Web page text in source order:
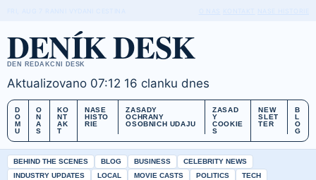
DENÍK DESK
DEN REDAKCNI DESK
Aktualizovano 07:12 16 clanku dnes
D
O
M
U
O
N
A
S
KO
NT
AK
T
NASE
HISTO
RIE
ZASADY
OCHRANY
OSOBNICH UDAJU
ZASAD
Y
COOKIE
S
NEW
SLET
TER
B
L
O
G
BEHIND THE SCENES BLOG BUSINESS
CELEBRITY NEWS
INDUSTRY UPDATES
LOCAL MOVIE CASTS POLITICS
TECH